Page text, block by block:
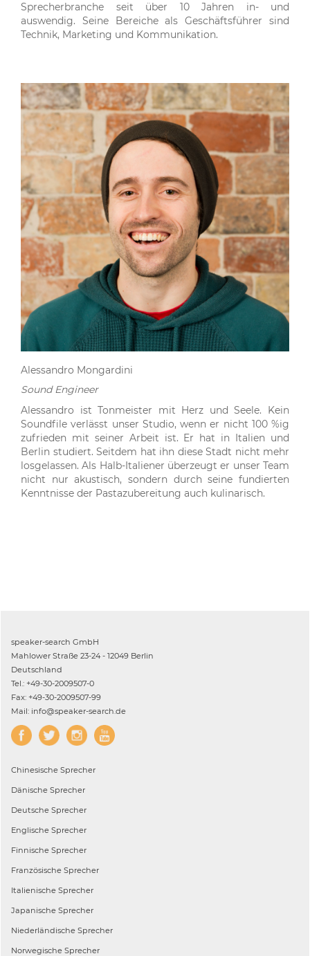
Sprecherbranche seit über 10 Jahren in- und
auswendig. Seine Bereiche als Geschäftsführer sind
Technik, Marketing und Kommunikation.
Alessandro Mongardini
Sound Engineer
Alessandro ist Tonmeister mit Herz und Seele. Kein
Soundfile verlässt unser Studio, wenn er nicht 100 %ig
zufrieden mit seiner Arbeit ist. Er hat in Italien und
Berlin studiert. Seitdem hat ihn diese Stadt nicht mehr
losgelassen. Als Halb-Italiener überzeugt er unser Team
nicht nur akustisch, sondern durch seine fundierten
Kenntnisse der Pastazubereitung auch kulinarisch.
speaker-search GmbH
Mahlower Straße 23-24 - 12049 Berlin
Deutschland
Tel.: +49-30-2009507-0
Fax: +49-30-2009507-99
Mail: info@speaker-search.de
Chinesische Sprecher
Dänische Sprecher
Deutsche Sprecher
Englische Sprecher
Finnische Sprecher
Französische Sprecher
Italienische Sprecher
Japanische Sprecher
Niederländische Sprecher
Norwegische Sprecher